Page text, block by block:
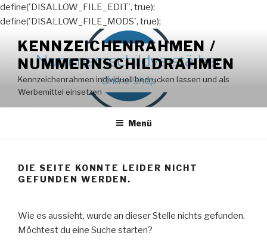
define('DISALLOW_FILE_EDIT', true);
define('DISALLOW_FILE_MODS', true);
Inhalt
springen
KENNZEICHENRAHMEN /
NUMMERNSCHILDRAHMEN
Kennzeichenrahmen individuell bedrucken lassen und als
Werbemittel einsetzen
Menü
DIE SEITE KONNTE LEIDER NICHT
GEFUNDEN WERDEN.
Wie es aussieht, wurde an dieser Stelle nichts gefunden.
Möchtest du eine Suche starten?